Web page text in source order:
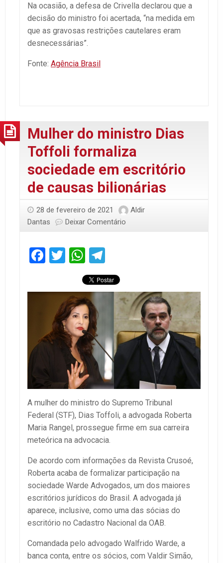
Na ocasião, a defesa de Crivella declarou que a
decisão do ministro foi acertada, “na medida em
que as gravosas restrições cautelares eram
desnecessárias”.
Fonte: Agência Brasil
Mulher do ministro Dias
Toffoli formaliza
sociedade em escritório
de causas bilionárias
28 de fevereiro de 2021
Aldir
Dantas
Deixar Comentário
Facebook
TwitterWhatsApp
A mulher do ministro do Supremo Tribunal
Federal (STF), Dias Toffoli, a advogada Roberta
Maria Rangel, prossegue firme em sua carreira
meteórica na advocacia.
De acordo com informações da Revista Crusoé,
Roberta acaba de formalizar participação na
sociedade Warde Advogados, um dos maiores
escritórios jurídicos do Brasil. A advogada já
aparece, inclusive, como uma das sócias do
escritório no Cadastro Nacional da OAB.
Comandada pelo advogado Walfrido Warde, a
banca conta, entre os sócios, com Valdir Simão,